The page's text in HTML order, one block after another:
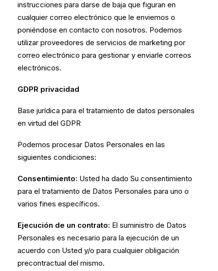
instrucciones para darse de baja que figuran en
cualquier correo electrónico que le enviemos o
poniéndose en contacto con nosotros. Podemos
utilizar proveedores de servicios de marketing por
correo electrónico para gestionar y enviarle correos
electrónicos.
GDPR privacidad
Base jurídica para el tratamiento de datos personales
en virtud del GDPR
Podemos procesar Datos Personales en las
siguientes condiciones:
Consentimiento: Usted ha dado Su consentimiento
para el tratamiento de Datos Personales para uno o
varios fines específicos.
Ejecución de un contrato: El suministro de Datos
Personales es necesario para la ejecución de un
acuerdo con Usted y/o para cualquier obligación
precontractual del mismo.